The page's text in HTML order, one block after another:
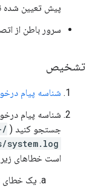
پیش تعیین شده
سرور باطن از
تشخیص
شناسه پیام
شناسه پیام
جستجو کنید (
system.log
است خطاهای زیر
یک خطای